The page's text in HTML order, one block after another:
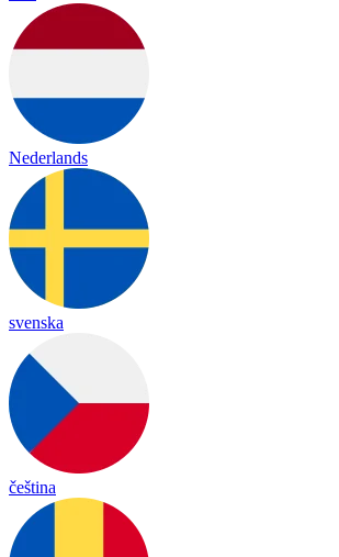
Nederlands
svenska
čeština